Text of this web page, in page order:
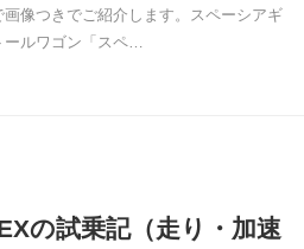
像つきでご紹介します。スペーシアギ
ールワゴン「スペ…
の試乗記（走り・加速